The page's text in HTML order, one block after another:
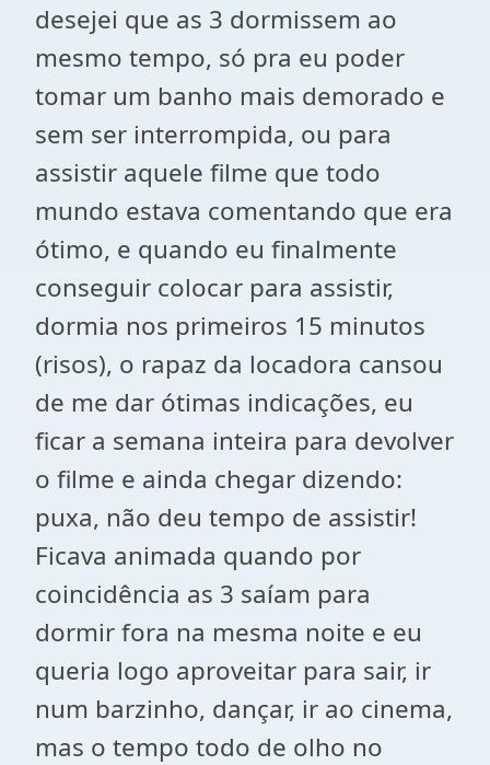
desejei que as 3 dormissem ao
mesmo tempo, só pra eu poder
tomar um banho mais demorado e
sem ser interrompida, ou para
assistir aquele filme que todo
mundo estava comentando que era
ótimo, e quando eu finalmente
conseguir colocar para assistir,
dormia nos primeiros 15 minutos
(risos), o rapaz da locadora cansou
de me dar ótimas indicações, eu
ficar a semana inteira para devolver
o filme e ainda chegar dizendo:
puxa, não deu tempo de assistir!
Ficava animada quando por
coincidência as 3 saíam para
dormir fora na mesma noite e eu
queria logo aproveitar para sair, ir
num barzinho, dançar, ir ao cinema,
mas o tempo todo de olho no